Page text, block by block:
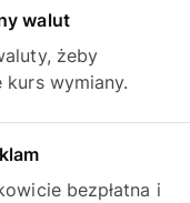
walut
żeby
wymiany.
bezpłatna i